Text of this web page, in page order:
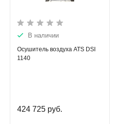
В наличии
Осушитель воздуха ATS DSI
1140
424 725 руб.